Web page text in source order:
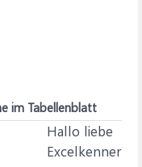
im Tabellenblatt
Hallo liebe
Excelkenner